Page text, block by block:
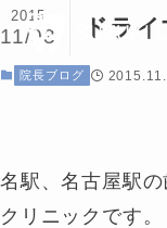
ドラ
2015
11/03
院長ブログ
名駅、名古屋駅
クリニックです。